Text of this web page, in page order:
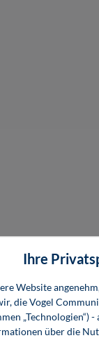
Ihre
Website
die Vogel
über die